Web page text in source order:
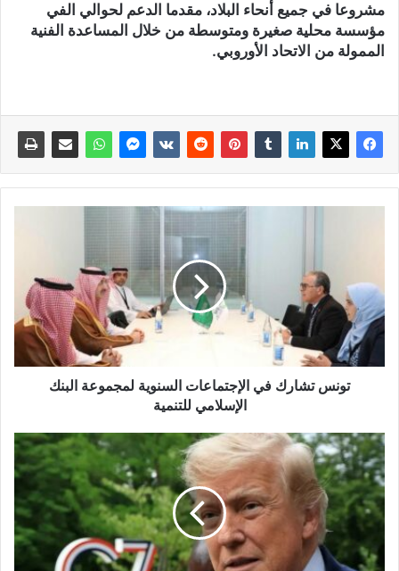
مشروعا في جميع أنحاء البلاد، مقدما الدعم لحوالي الفي
مؤسسة محلية صغيرة ومتوسطة من خلال المساعدة الفنية
الممولة من الاتحاد الأوروبي.
تونس تشارك في الإجتماعات السنوية لمجموعة البنك
الإسلامي للتنمية